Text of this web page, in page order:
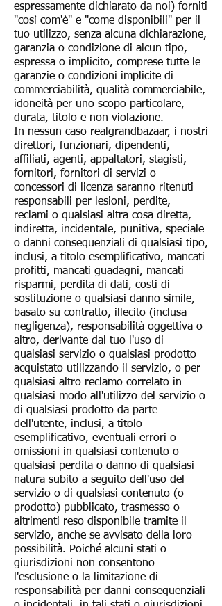
espressamente dichiarato da noi) forniti
"così com'è" e "come disponibili" per il
tuo utilizzo, senza alcuna dichiarazione,
garanzia o condizione di alcun tipo,
espressa o implicito, comprese tutte le
garanzie o condizioni implicite di
commerciabilità, qualità commerciabile,
idoneità per uno scopo particolare,
durata, titolo e non violazione.
In nessun caso realgrandbazaar, i nostri
direttori, funzionari, dipendenti,
affiliati, agenti, appaltatori, stagisti,
fornitori, fornitori di servizi o
concessori di licenza saranno ritenuti
responsabili per lesioni, perdite,
reclami o qualsiasi altra cosa diretta,
indiretta, incidentale, punitiva, speciale
o danni consequenziali di qualsiasi tipo,
inclusi, a titolo esemplificativo, mancati
profitti, mancati guadagni, mancati
risparmi, perdita di dati, costi di
sostituzione o qualsiasi danno simile,
basato su contratto, illecito (inclusa
negligenza), responsabilità oggettiva o
altro, derivante dal tuo l'uso di
qualsiasi servizio o qualsiasi prodotto
acquistato utilizzando il servizio, o per
qualsiasi altro reclamo correlato in
qualsiasi modo all'utilizzo del servizio o
di qualsiasi prodotto da parte
dell'utente, inclusi, a titolo
esemplificativo, eventuali errori o
omissioni in qualsiasi contenuto o
qualsiasi perdita o danno di qualsiasi
natura subito a seguito dell'uso del
servizio o di qualsiasi contenuto (o
prodotto) pubblicato, trasmesso o
altrimenti reso disponibile tramite il
servizio, anche se avvisato della loro
possibilità. Poiché alcuni stati o
giurisdizioni non consentono
l'esclusione o la limitazione di
responsabilità per danni consequenziali